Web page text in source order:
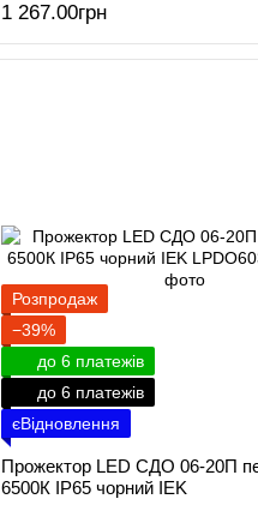
1 267.00грн
Розпродаж
−39%
до 6 платежів
до 6 платежів
єВідновлення
Прожектор LED СДО 06-20П
6500К IP65 чорний IEK